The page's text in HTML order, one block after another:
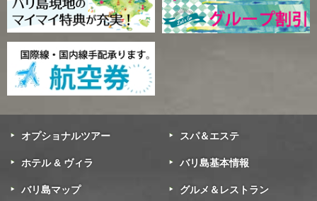
オプショナルツアー スパ＆エステ
ホテル & ヴィラ バリ島基本情報
バリ島マップ グルメ＆レストラン